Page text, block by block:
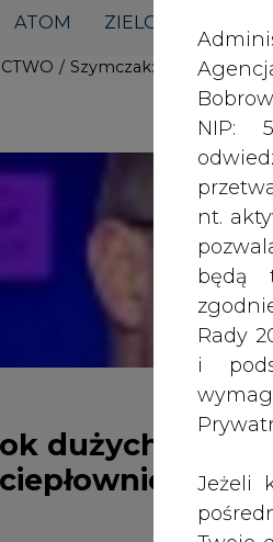
i
Jeżeli
Twoje
inne
celach,
dużych
wyzwania,
poprzez
mocy i nowy
powinien być
sektor
systemowym stoi